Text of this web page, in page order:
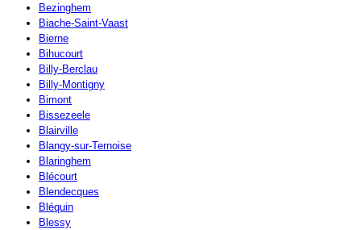
Bezinghem
Biache-Saint-Vaast
Bierne
Bihucourt
Billy-Berclau
Billy-Montigny
Bimont
Bissezeele
Blairville
Blangy-sur-Ternoise
Blaringhem
Blécourt
Blendecques
Bléquin
Blessy